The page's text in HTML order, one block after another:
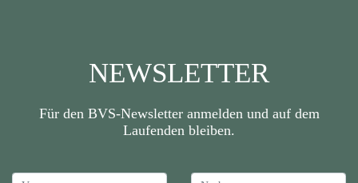
NEWSLETTER
Für den BVS-Newsletter anmelden und auf dem
Laufenden bleiben.